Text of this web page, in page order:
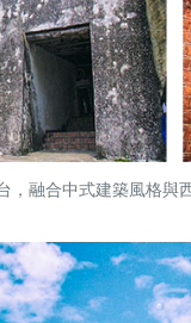
，融合中式建築風格與